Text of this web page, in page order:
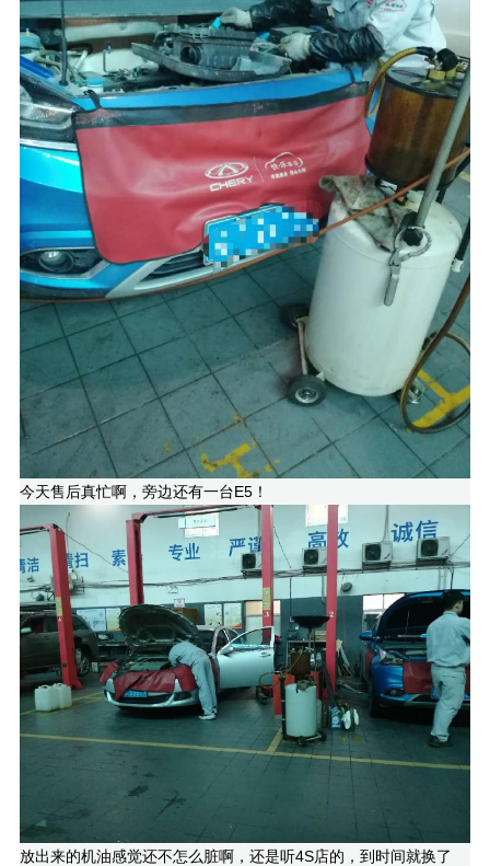
今天售后真忙啊，旁边还有一台E5！
放出来的机油感觉还不怎么脏啊，还是听4S店的，到时间就换了